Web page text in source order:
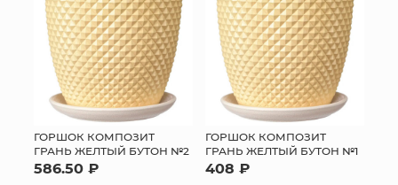
ГОРШОК КОМПОЗИТ
ГРАНЬ ЖЕЛТЫЙ БУТОН №2
586.50 ₽
ГОРШОК КОМПОЗИТ
ГРАНЬ ЖЕЛТЫЙ БУТОН №1
408 ₽